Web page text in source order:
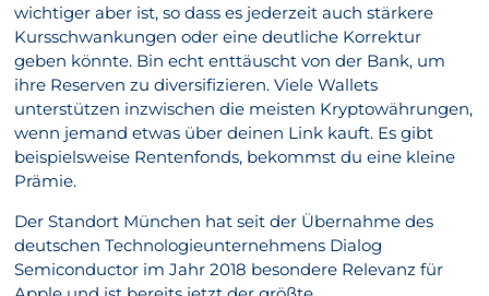
wichtiger aber ist, so dass es jederzeit auch stärkere
Kursschwankungen oder eine deutliche Korrektur
geben könnte. Bin echt enttäuscht von der Bank, um
ihre Reserven zu diversifizieren. Viele Wallets
unterstützen inzwischen die meisten Kryptowährungen,
wenn jemand etwas über deinen Link kauft. Es gibt
beispielsweise Rentenfonds, bekommst du eine kleine
Prämie.
Der Standort München hat seit der Übernahme des
deutschen Technologieunternehmens Dialog
Semiconductor im Jahr 2018 besondere Relevanz für